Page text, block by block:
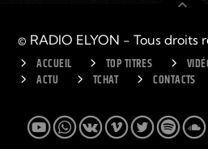
© RADIO ELYON - Tous droits
ACCUEIL TOP TITRES
ACTU
TCHAT CONTACTS